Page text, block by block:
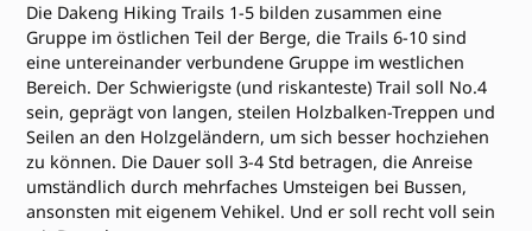
Die Dakeng Hiking Trails 1-5 bilden zusammen eine
Gruppe im östlichen Teil der Berge, die Trails 6-10 sind
eine untereinander verbundene Gruppe im westlichen
Bereich. Der Schwierigste (und riskanteste) Trail soll No.4
sein, geprägt von langen, steilen Holzbalken-Treppen und
Seilen an den Holzgeländern, um sich besser hochziehen
zu können. Die Dauer soll 3-4 Std betragen, die Anreise
umständlich durch mehrfaches Umsteigen bei Bussen,
ansonsten mit eigenem Vehikel. Und er soll recht voll sein